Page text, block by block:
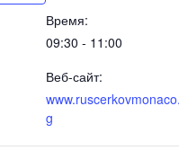
Время:
09:30 - 11:00
Веб-сайт:
g